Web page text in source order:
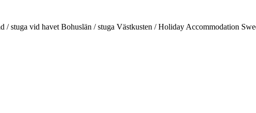
/ stuga vid havet Bohuslän / stuga Västkusten / Holiday Accommodation